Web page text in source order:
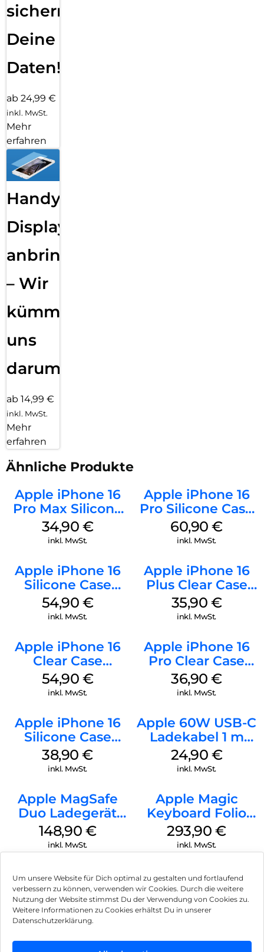
Um unsere Website für Dich optimal zu gestalten und fortlaufend
verbessern zu können, verwenden wir Cookies. Durch die weitere
Nutzung der Website stimmst Du der Verwendung von Cookies zu.
Weitere Informationen zu Cookies erhältst Du in unserer
Datenschutzerklärung.
sichern
Deine
Daten!
ab 24,99 €
inkl. MwSt.
Mehr
erfahren
Handy
Displayfolie
anbringen
– Wir
kümmern
uns
darum!
ab 14,99 €
inkl. MwSt.
Mehr
erfahren
Ähnliche Produkte
Apple iPhone 16
Pro Max Silicone
Case MagSafe
Denim
34,90 €
inkl. MwSt.
Apple iPhone 16
Pro Silicone Case
MagSafe Stone
Gray
60,90€
inkl. MwSt.
Apple iPhone 16
Silicone Case
MagSafe Black
54,90 €
inkl. MwSt.
Apple iPhone 16
Plus Clear Case
MagSafe
Transparent
35,90 €
inkl. MwSt.
Apple iPhone 16
Clear Case
MagSafe
Transparent
54,90 €
inkl. MwSt.
Apple iPhone 16
Pro Clear Case
MagSafe
Transparent
36,90€
inkl. MwSt.
Apple iPhone 16
Silicone Case
MagSafe
Ultramarine
38,90€
inkl. MwSt.
Apple 60W USB-C
Ladekabel 1 m
Weiß
24,90 €
inkl. MwSt.
Apple MagSafe
Duo Ladegerät
Weiß
148,90 €
inkl. MwSt.
Apple Magic
Keyboard Folio
iPad 10.9″ (10.Gen.)
Weiß
293,90€
inkl. MwSt.
Impressum